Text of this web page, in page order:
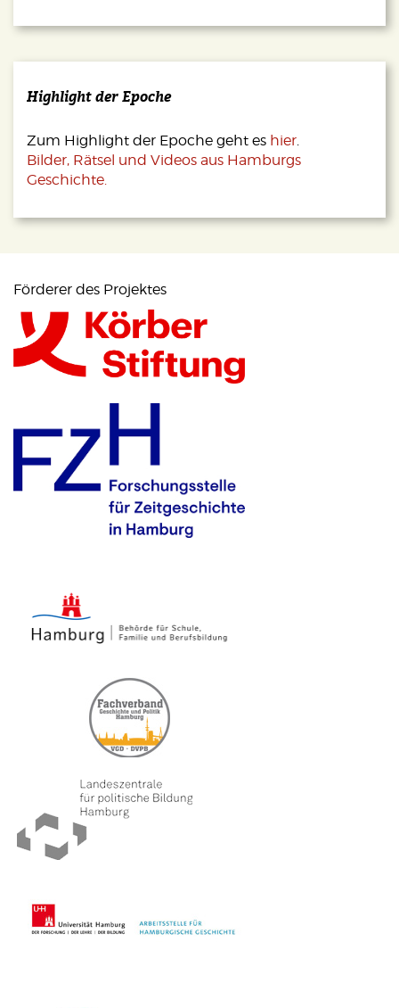
Highlight der Epoche
Zum Highlight der Epoche geht es hier
Bilder, Rätsel und Videos aus Hamburgs
Geschichte.
Förderer des Projektes